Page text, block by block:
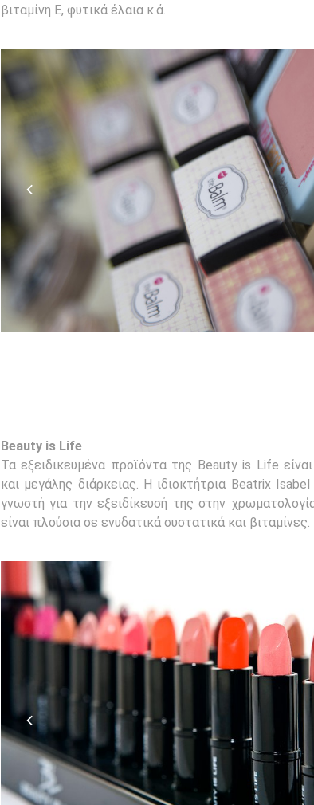
βιταμίνη Ε, φυτικά έλαια κ.ά.
Beauty is Life
Τα εξειδικευμένα προϊόντα της Beauty is Life
και μεγάλης διάρκειας. Η ιδιοκτήτρια Beatrix
γνωστή για την εξειδίκευσή της στην
είναι πλούσια σε ενυδατικά συστατικά και βιταμίνες.